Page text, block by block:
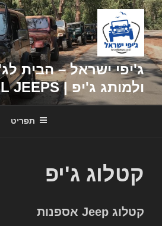
דילוג
לתוכן
ג'יפי ישראל – הבית
ולמותג ג'יפ | ISRAEL JEEPS
תפריט
קטלוג ג'יפ
קטלוג Jeep אספנות